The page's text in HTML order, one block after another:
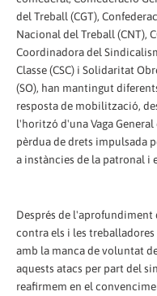
del Treball (CGT),
Nacional del Treball (CNT),
Coordinadora del
Classe (CSC) i Solidaritat
(SO), han mantingut
resposta de mobilització,
l'horitzó d'una Vaga
pèrdua de drets impulsada
a instàncies de la patronal i
Després de l'aprofundiment
contra els i les
amb la manca de voluntat
aquests atacs per part del
reafirmem en el